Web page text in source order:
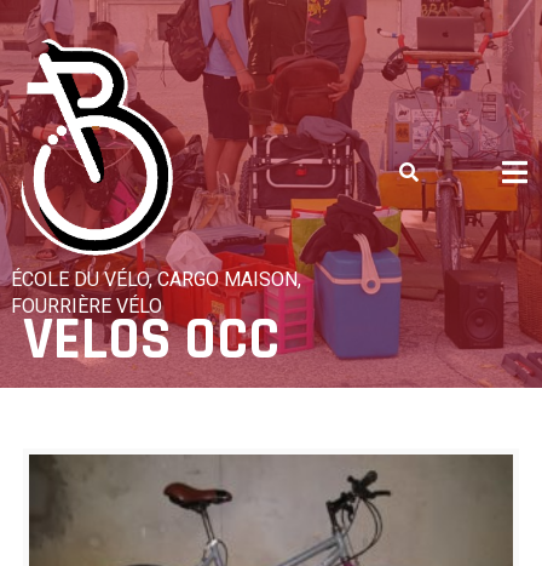
Skip
to
content
ÉCOLE DU VÉLO, CARGO MAISON,
FOURRIÈRE VÉLO
VELOS OCC